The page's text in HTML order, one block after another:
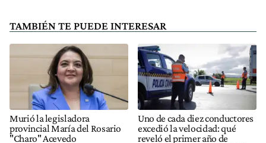
TAMBIÉN TE PUEDE INTERESAR
Murió la legisladora
provincial María del Rosario
"Charo" Acevedo
Uno de cada diez conductores
excedió la velocidad: qué
reveló el primer año de